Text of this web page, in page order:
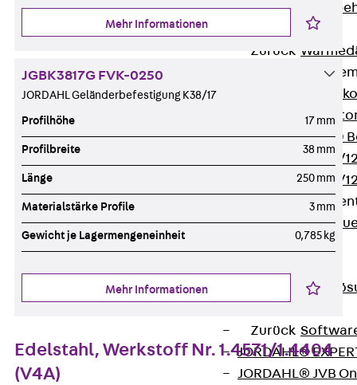
Wärmedämmung
Zurück
ISOPRO®
ISOPRO® 120
ISOPRO® 80/
ISOPRO® 80/
Zurück
ISOMUR®
Digitale
Zurück
JORDAHL®
JORDAHL® JVB
Mehr Informationen
JGBK3817G FVK-0250
JORDAHL Geländerbefestigung K38/17
Profilhöhe 17 mm
Profilbreite 38 mm
Länge 250 mm
Materialstärke Profile 3 mm
Gewicht je Lagermengeneinheit 0,785 kg
Mehr Informationen
Edelstahl, Werkstoff Nr. 1.4571/1.4404
(V4A)